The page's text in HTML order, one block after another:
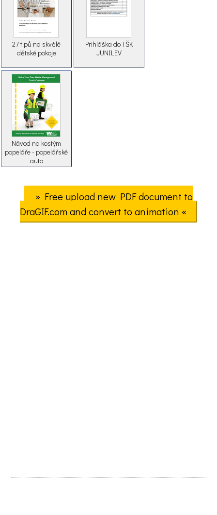
27 tipů na skvělé
dětské pokoje
Prihláška do TŠK
JUNILEV
Návod na kostým
popeláře - popelářské
auto
» Free upload new PDF document to
DraGIF.com and convert to animation «